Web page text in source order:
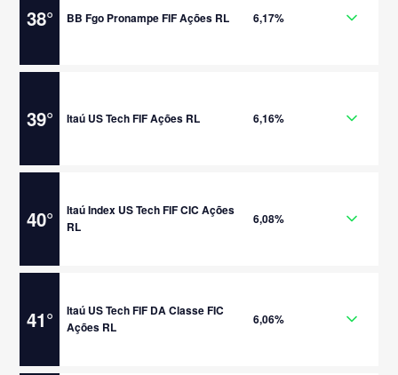
38° BB Fgo Pronampe FIF Ações RL 6,17%
39° Itaú US Tech FIF Ações RL 6,16%
40°
Itaú Index US Tech FIF CIC Ações
RL
6,08%
41°
Itaú US Tech FIF DA Classe FIC
Ações RL
6,06%